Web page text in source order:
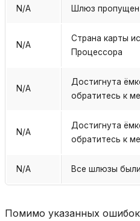
N/A Шлюз пропущен
N/A
Страна карты
Процессора
N/A
Достигнута
обратитесь к
N/A
Достигнута
обратитесь к
N/A Все шлюзы
Помимо указанных